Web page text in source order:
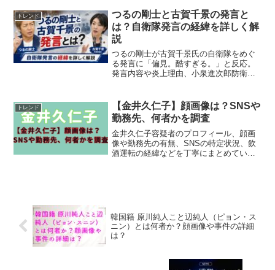
係も解説し、阪神森下退場はなぜ、阪神
森下退場の理由を事実ベースで確認でき
ます。
トレンド
つるの剛士と古賀千景の発言と
は？自衛隊発言の経緯を詳しく解
説
つるの剛士が古賀千景氏の自衛隊をめぐ
る発言に「偏見。酷すぎる。」と反応。
発言内容や炎上理由、小泉進次郎防衛相
トレンド
【金井久仁子】顔画像は？SNSや
勤務先、何者かを調査
金井久仁子容疑者のプロフィール、顔画
像や勤務先の有無、SNSの特定状況、飲
酒運転の経緯などを丁寧にまとめていま
韓国籍 原川純人こと辺純人（ピョン・ス
ニン）とは何者か？顔画像や事件の詳細
は？